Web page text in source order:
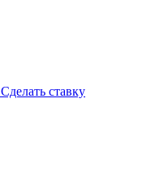
Сделать ставку